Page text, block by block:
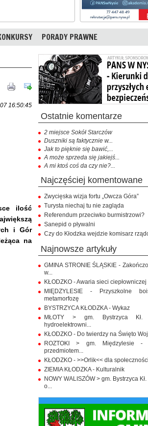
PORADY PRAWNE
16:50:45
ilość
i Gór
na
ostatnie komentarze
2 miejsce Sokół Starczów
Duszniki są faktycznie w...
Jak to pięknie się bawić,...
A może sprzeda się jakiejś...
A mi ktoś coś da czy nie?...
najczęściej komentowane
Zwycięska wizja fortu „Owcza Góra”
Turysta niechaj tu nie zagląda
Referendum przeciwko burmistrzowi?
Sanepid o pływalni
Czy do Kłodzka wejdzie komisarz
najnowsze artykuły
GMINA STRONIE ŚLĄSKIE -
w...
KŁODZKO - Awaria sieci ciepłowniczej
MIĘDZYLESIE - Przyszkolne
metamorfozę
BYSTRZYCA KŁODZKA - Wykaz
MŁOTY > gm. Bystrzyca
hydroelektrowni...
KŁODZKO - Do twierdzy na Święto
ROZTOKI > gm. Międzylesie -
przedmiotem...
KŁODZKO - >>Orlik<< dla
ZIEMIA KŁODZKA - Kulturalnik
NOWY WALISZÓW > gm. Bystrzyca
o...